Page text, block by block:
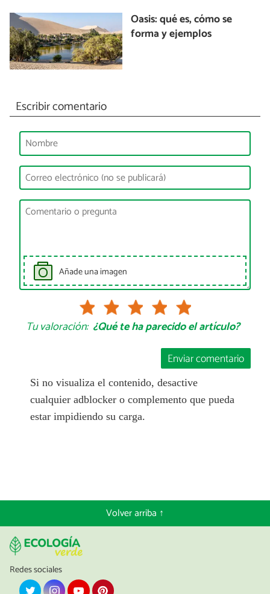
Oasis: qué es, cómo se
forma y ejemplos
Escribir comentario
Añade una imagen
Tu valoración: ¿Qué te ha parecido el artículo?
Enviar comentario
Si no visualiza el contenido, desactive
cualquier adblocker o complemento que pueda
estar impidiendo su carga.
Volver arriba ↑
Redes sociales